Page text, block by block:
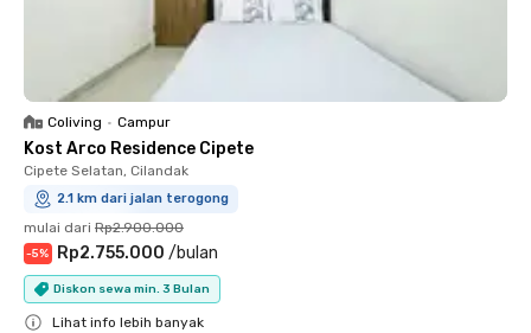
Coliving • Campur
Kost Arco Residence Cipete
Cipete Selatan, Cilandak
2.1 km dari jalan terogong
mulai dari Rp2.900.000
-5% Rp2.755.000 /bulan
Diskon sewa min. 3 Bulan
Lihat info lebih banyak